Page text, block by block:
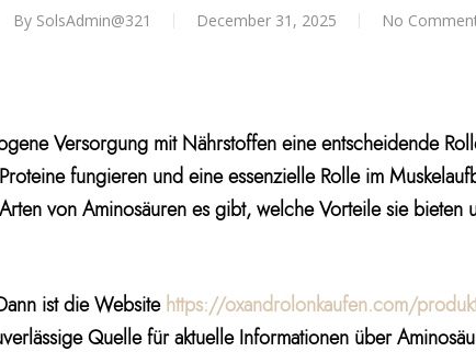
By SolsAdmin@321 December 31, 2025 No
Versorgung mit Nährstoffen eine entscheidende
fungieren und eine essenzielle Rolle im
von Aminosäuren es gibt, welche Vorteile sie bieten
ist die Websitehttps://oxandrolonkaufen.com/
Quelle für aktuelle Informationen über